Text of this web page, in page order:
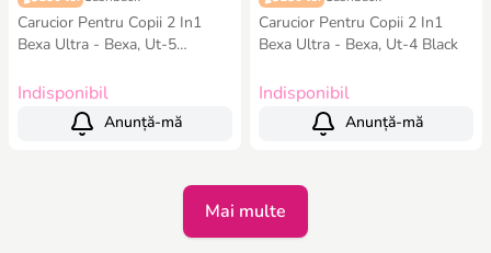
Carucior Pentru Copii 2 In1
Bexa Ultra - Bexa, Ut-5
Indisponibil
Anunță-mă
Carucior Pentru Copii 2 In1
Bexa Ultra - Bexa, Ut-4 Black
Indisponibil
Anunță-mă
Mai multe